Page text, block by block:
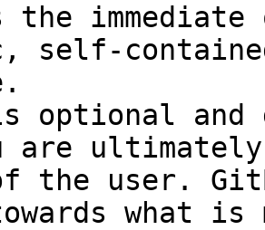
the
self-
optional and
are
the user.
what